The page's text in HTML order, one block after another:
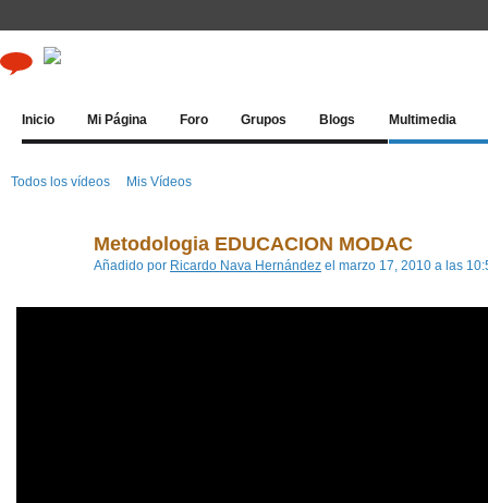
Inicio Mi Página Foro Grupos Blogs Multimedia
Todos los vídeos Mis Vídeos
Metodologia EDUCACION MODAC
Añadido por Ricardo Nava Hernández el marzo 17, 2010 a las